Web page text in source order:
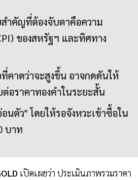
ำคัญที่ต้องจับตาคือความ
ของสหรัฐฯ และทิศทาง
คาดว่าจะสูงขึ้น อาจกดดันให้
อราคาทองคำในระยะสั้น
ตัว" โดยให้รอจังหวะเข้าซื้อใน
บาท
เปิดเผยว่า ประเมินภาพรวมราคา